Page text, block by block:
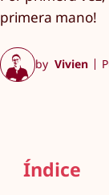
primera mano!
by Vivien
Índice